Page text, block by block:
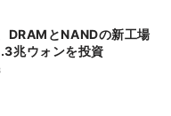
兆ウォンを投資